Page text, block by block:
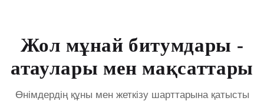
Жол мұнай битумдары -
атаулары мен мақсаттары
Өнімдердің құны мен жеткізу шарттарына қатысты